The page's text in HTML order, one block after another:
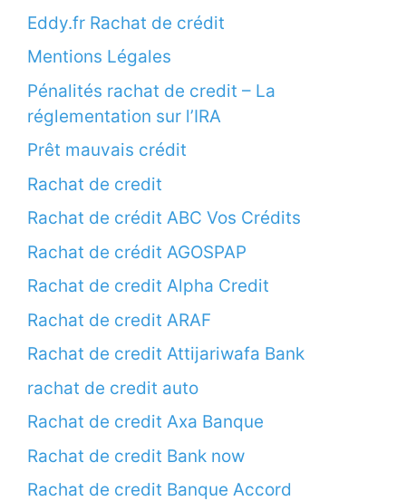
Eddy.fr Rachat de crédit
Mentions Légales
Pénalités rachat de credit – La
réglementation sur l’IRA
Prêt mauvais crédit
Rachat de credit
Rachat de crédit ABC Vos Crédits
Rachat de crédit AGOSPAP
Rachat de credit Alpha Credit
Rachat de credit ARAF
Rachat de credit Attijariwafa Bank
rachat de credit auto
Rachat de credit Axa Banque
Rachat de credit Bank now
Rachat de credit Banque Accord